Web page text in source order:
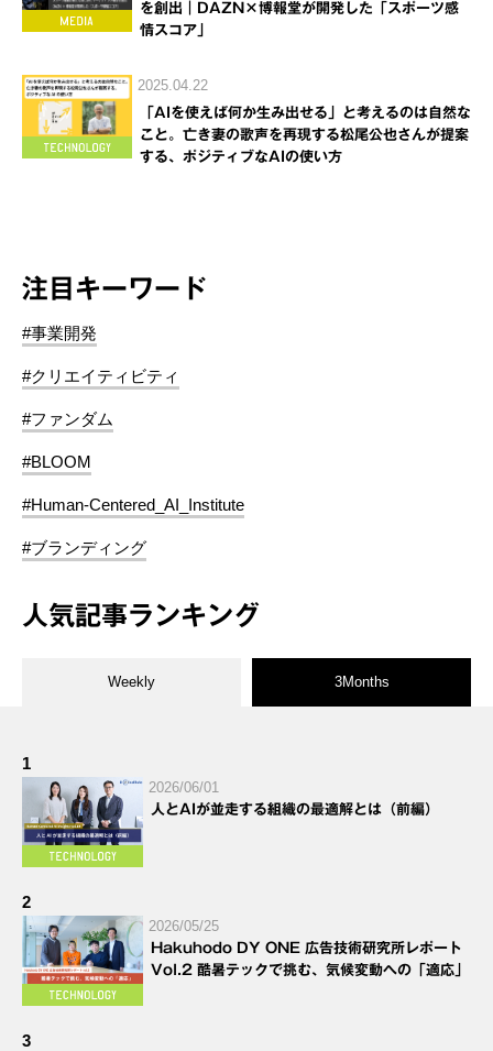
を創出｜DAZN×博報堂が開発した「スポーツ感
情スコア」
2025.04.22
「AIを使えば何か生み出せる」と考えるのは自然な
こと。亡き妻の歌声を再現する松尾公也さんが提案
する、ポジティブなAIの使い方
注目キーワード
#事業開発
#クリエイティビティ
#ファンダム
#BLOOM
#Human-Centered_AI_Institute
#ブランディング
人気記事ランキング
Weekly 3Months
1
2026/06/01
人とAIが並走する組織の最適解とは（前編）
2
2026/05/25
Hakuhodo DY ONE 広告技術研究所レポート
Vol.2 酷暑テックで挑む、気候変動への「適応」
3